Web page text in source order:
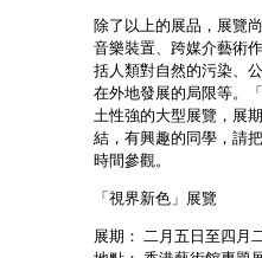
除了以上的展品，展覽
音樂裝置、跨媒介藝術
括人類對自然的污染、
在外地發展的局限等。
土性強的大型展覽，展
結，有興趣的同學，請
時間參觀。
「視界新色」展覽
展期： 二月五日至四月